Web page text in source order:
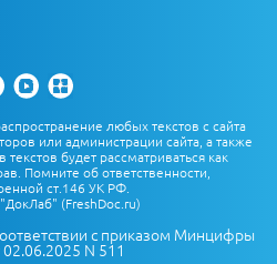
любых текстов с сайта
или администрации сайта, а также
будет рассматриваться как
Помните об ответственности,
ст.146 УК РФ.
(FreshDoc.ru)
с приказом Минцифры
02.06.2025 N 511